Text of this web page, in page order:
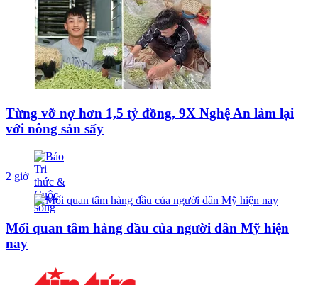
Từng vỡ nợ hơn 1,5 tỷ đồng, 9X Nghệ An làm lại
với nông sản sấy
2 giờ
Mối quan tâm hàng đầu của người dân Mỹ hiện
nay